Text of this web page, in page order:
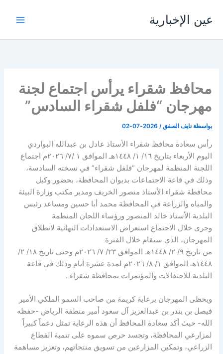
المحتوى
عين الإخبارية
محافظ شقراء يرأس اجتماع لجنة
مهرجان “فلفل شقراء السادس”
بواسطة نايف الصفق/
2026-07-02
رأس سعادة محافظ شقراء الأستاذ عادل بن عبدالله البواردي
اليوم الأربعاء بتاريخ ١٦/ ١/ ١٤٤٨هـ الموافق ١ /٧/ ٢٠٢٦م اجتماع
اللجنة المنظمة لمهرجان “فلفل شقراء” في نسخته السادسة،
وذلك في قاعة الاجتماعات بديوان المحافظة، بحضور وكيل
محافظة شقراء الأستاذ منصور الخريف ومدير مكتب وزارة البيئة
والمياه والزراعة في المحافظة محمد أبا حسين ومساعد رئيس
البلدية الأستاذ خالد المنصور ورؤساء اللجان المنظمة
وجرى خلال الاجتماع استعراض الاستعدادات النهائية لانطلاق
المهرجان، الذي سيقام خلال الفترة
من تاريخ ٩/ ٢/ ١٤٤٨هـ الموافق ٢٣/ ٧/ ٢٠٢٦م وحتى تاريخ ١٨/ ٢/
١٤٤٨هـ الموافق ١/ ٨/ ٢٠٢٦م لمدة عشرة أيام وذلك في قاعة
البلدية للاحتفالات والمؤتمرات بمحافظة شقراء .
ويحظى المهرجان برعاية كريمة من صاحب السمو الملكي الأمير
فيصل بن بندر بن عبدالعزيز آل سعود أمير منطقة الرياض -حفظه
الله- حيث أكد سعادة المحافظ أن هذه الرعاية تمثل دعماً كبيراً
لمزارعي المحافظة، وتجسد حرص سموه على تنمية القطاع
الزراعي، وتمكين المزارعين من تسويق منتجاتهم، وتعزيز مساهمة